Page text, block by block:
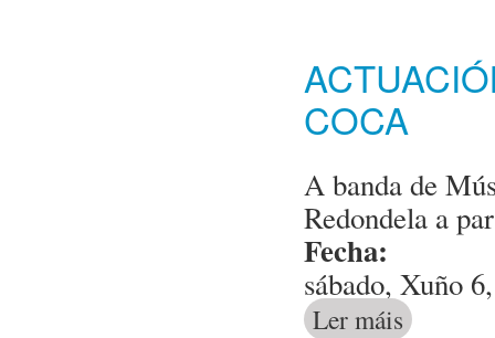
COCA
A banda de
Redondela a
Fecha:
sábado, Xuño
Ler máis acerca de